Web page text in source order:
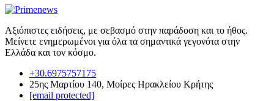
Αξιόπιστες ειδήσεις, με σεβασμό στην παράδοση και το ήθος.
Μείνετε ενημερωμένοι για όλα τα σημαντικά γεγονότα στην
Ελλάδα και τον κόσμο.
+30.6975757175
25ης Μαρτίου 140, Μοίρες Ηρακλείου Κρήτης
[email protected]